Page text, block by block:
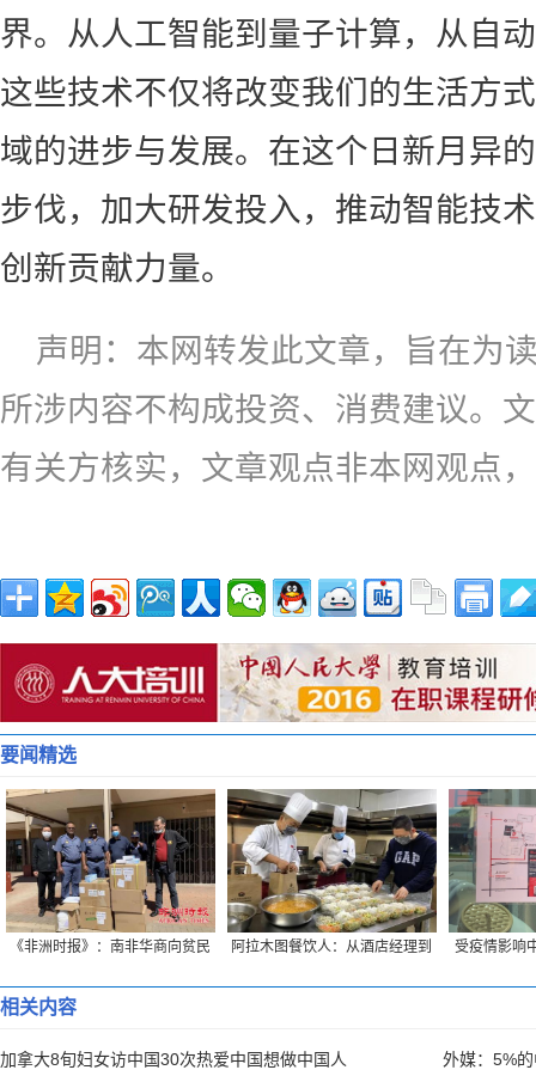
界。从人工智能到量子计算，从自
这些技术不仅将改变我们的生活方
域的进步与发展。在这个日新月异
步伐，加大研发投入，推动智能技
创新贡献力量。
声明：本网转发此文章，旨在为
所涉内容不构成投资、消费建议。
有关方核实，文章观点非本网观点
要闻精选
《非洲时报》：南非华商向贫民
阿拉木图餐饮人：从酒店经理到
受疫情影响
相关内容
加拿大8旬妇女访中国30次热爱中国想做中国人
外媒：5%